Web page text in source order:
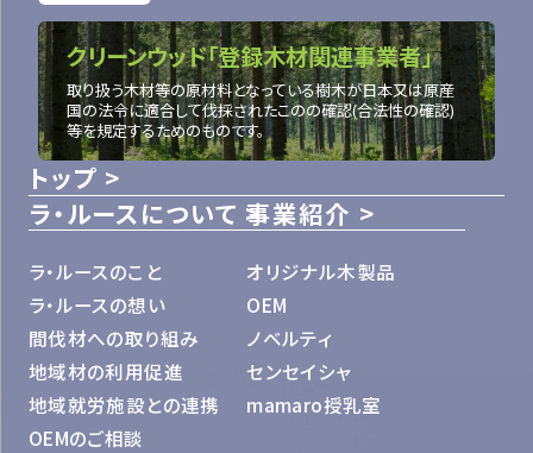
トップ
ラ・ルースについて
ラ・ルースのこと
ラ・ルースの想い
間伐材への取り組み
地域材の利用促進
地域就労施設との連携
OEMのご相談
事業紹介
オリジナル木製品
OEM
ノベルティ
センセイシャ
mamaro授乳室
クリーンウッド「登録木材関連事業者」
取り扱う木材等の原材料となっている樹木が日本又は原産
国の法令に適合して伐採されたこのの確認(合法性の確認)
等を規定するためのものです。